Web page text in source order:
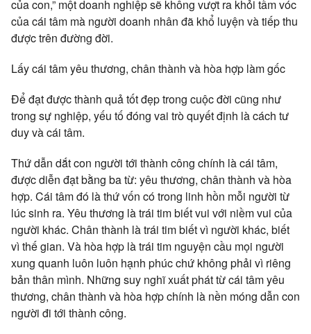
của con,” một doanh nghiệp sẽ không vượt ra khỏi tầm vóc
của cái tâm mà người doanh nhân đã khổ luyện và tiếp thu
được trên đường đời.
Lấy cái tâm yêu thương, chân thành và hòa hợp làm gốc
Để đạt được thành quả tốt đẹp trong cuộc đời cũng như
trong sự nghiệp, yếu tố đóng vai trò quyết định là cách tư
duy và cái tâm.
Thứ dẫn dắt con người tới thành công chính là cái tâm,
được diễn đạt bằng ba từ: yêu thương, chân thành và hòa
hợp. Cái tâm đó là thứ vốn có trong linh hồn mỗi người từ
lúc sinh ra. Yêu thương là trái tim biết vui với niềm vui của
người khác. Chân thành là trái tim biết vì người khác, biết
vì thế gian. Và hòa hợp là trái tim nguyện cầu mọi người
xung quanh luôn luôn hạnh phúc chứ không phải vì riêng
bản thân mình. Những suy nghĩ xuất phát từ cái tâm yêu
thương, chân thành và hòa hợp chính là nền móng dẫn con
người đi tới thành công.